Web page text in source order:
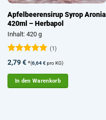
Apfelbeerensirup Syrop Aronia
420ml – Herbapol
Inhalt: 420 g
Bewertet
mit 5von
5
(1)
2,79€ *(6,64€pro KG)
In den Warenkorb